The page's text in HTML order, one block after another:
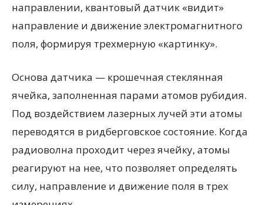
направлении, квантовый датчик «видит»
направление и движение электромагнитного
поля, формируя трехмерную «картинку».
Основа датчика — крошечная стеклянная
ячейка, заполненная парами атомов рубидия.
Под воздействием лазерных лучей эти атомы
переводятся в ридберговское состояние. Когда
радиоволна проходит через ячейку, атомы
реагируют на нее, что позволяет определять
силу, направление и движение поля в трех